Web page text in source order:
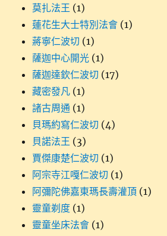
莫扎法王 (1)
蓮花生大士特別法會 (1)
蔣寧仁波切 (1)
薩迦中心開光 (1)
薩迦達欽仁波切 (17)
藏密發凡 (1)
諸古周通 (1)
貝瑪約寫仁波切 (4)
貝諾法王 (3)
賈傑康楚仁波切 (1)
阿宗寺江嘎仁波切 (1)
阿彌陀佛嘉東瑪長壽灌頂 (1)
靈童剃度 (1)
靈童坐床法會 (1)